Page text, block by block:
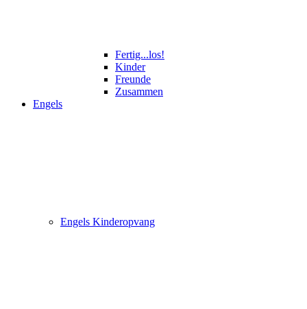
Fertig...los!
Kinder
Freunde
Zusammen
Engels
Engels Kinderopvang